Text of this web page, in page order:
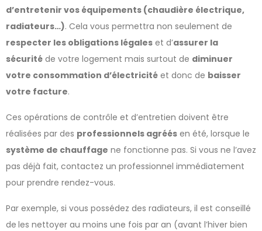
d’entretenir vos équipements (chaudière électrique,
radiateurs…). Cela vous permettra non seulement de
respecter les obligations légales et d’assurer la
sécurité de votre logement mais surtout de diminuer
votre consommation d’électricité et donc de baisser
votre facture.
Ces opérations de contrôle et d’entretien doivent être
réalisées par des professionnels agréés en été, lorsque le
système de chauffage ne fonctionne pas. Si vous ne l’avez
pas déjà fait, contactez un professionnel immédiatement
pour prendre rendez-vous.
Par exemple, si vous possédez des radiateurs, il est conseillé
de les nettoyer au moins une fois par an (avant l’hiver bien